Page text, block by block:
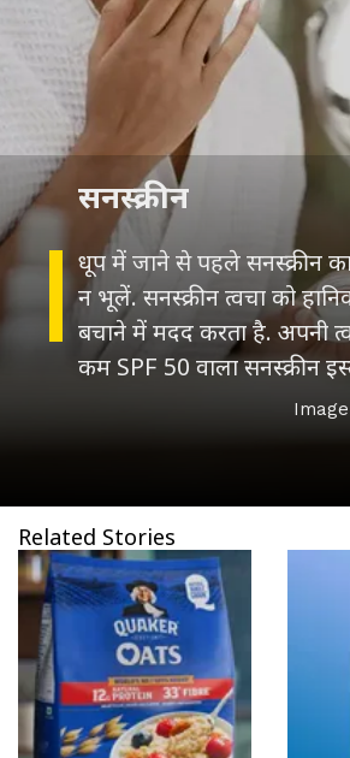
धूप में जाने से पहले सनस्क्रीन
न भूलें. सनस्क्रीन त्वचा को
बचाने में मदद करता है. अपनी
कम SPF 50 वाला सनस्क्रीन
सनस्क्रीन
Related Stories